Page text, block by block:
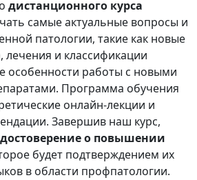
дистанционного курса
самые актуальные вопросы и
патологии, такие как новые
лечения и классификации
особенности работы с новыми
Программа обучения
онлайн-лекции и
Завершив наш курс,
о повышении
будет подтверждением их
в области профпатологии.